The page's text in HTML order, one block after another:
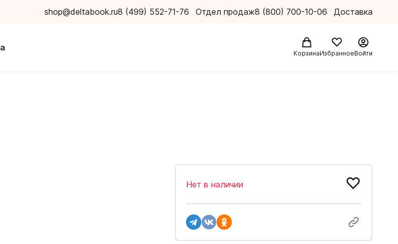
shop@deltabook.ru8 (499) 552-71-76 Отдел продаж8 (800) 700-10-06 Доставка
КорзинаИзбранноеВойти
Нет в наличии